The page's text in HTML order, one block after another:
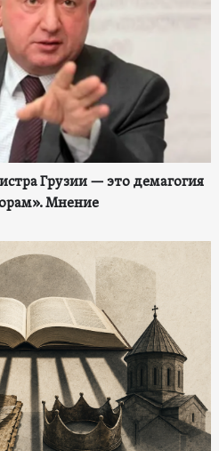
Грузии — это демагогия
Мнение